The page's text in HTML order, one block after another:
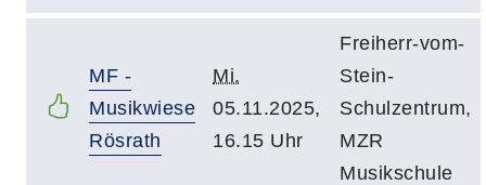
MF -
Musikwiese
Rösrath
Mi.
05.11.2025,
16.15 Uhr
Freiherr-vom-
Stein-
Schulzentrum,
MZR
Musikschule